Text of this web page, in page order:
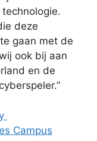
deze
gaan met de
ook bij aan
en de
Campus